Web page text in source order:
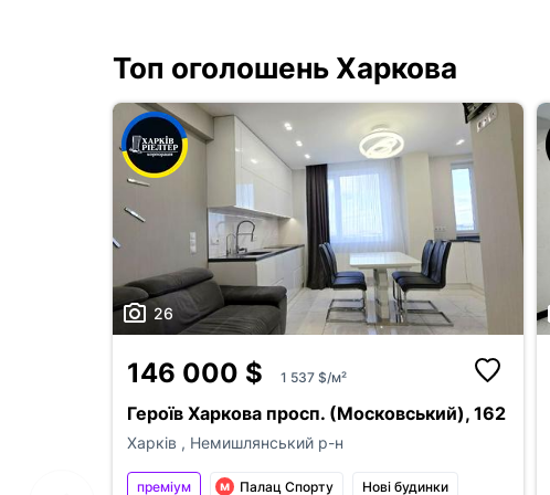
Топ оголошень Харкова
26
146 000 $ 1 537 $/м²
Героїв Харкова просп. (Московський), 162
Харків , Немишлянський р-н
преміум Палац Спорту Нові будинки